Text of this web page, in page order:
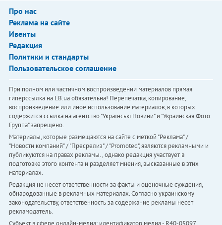
Про нас
Реклама на сайте
Ивенты
Редакция
Политики и стандарты
Пользовательское соглашение
При полном или частичном воспроизведении материалов прямая
гиперссылка на LB.ua обязательна! Перепечатка, копирование,
воспроизведение или иное использование материалов, в которых
содержится ссылка на агентство "Українськi Новини" и "Украинская Фото
Группа" запрещено.
Материалы, которые размещаются на сайте с меткой "Реклама" /
"Новости компаний" / "Пресрелиз" / "Promoted", являются рекламными и
публикуются на правах рекламы. , однако редакция участвует в
подготовке этого контента и разделяет мнения, высказанные в этих
материалах.
Редакция не несет ответственности за факты и оценочные суждения,
обнародованные в рекламных материалах. Согласно украинскому
законодательству, ответственность за содержание рекламы несет
рекламодатель.
Субъект в сфере онлайн-медиа; идентификатор медиа - R40-05097